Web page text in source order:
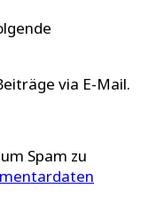
via E-Mail.
Spam zu